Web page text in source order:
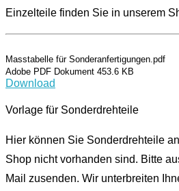
Einzelteile finden Sie in unserem
Masstabelle für Sonderanfertigungen.pdf
Adobe PDF Dokument 453.6 KB
Download
Vorlage für Sonderdrehteile
Hier können Sie Sonderdrehteile
Shop nicht vorhanden sind. Bitte
Mail zusenden. Wir unterbreiten